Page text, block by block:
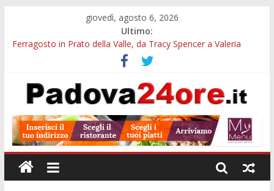
giovedì, agosto 6, 2026
Ultimo:
Ferragosto in Prato della Valle, da Tracy Spencer a Valeria
Euganea Film Festival 2026: 49 opere e 18 anteprime nei Colli
Euganei
Notturni padovani al Museo della Natura e dell’Uomo: date e
Organi in 3D al MUSME: il corpo umano si esplora con i visori
VR
Musei gratis a Padova per tutto agosto: chi entra e quali sedi
visitare